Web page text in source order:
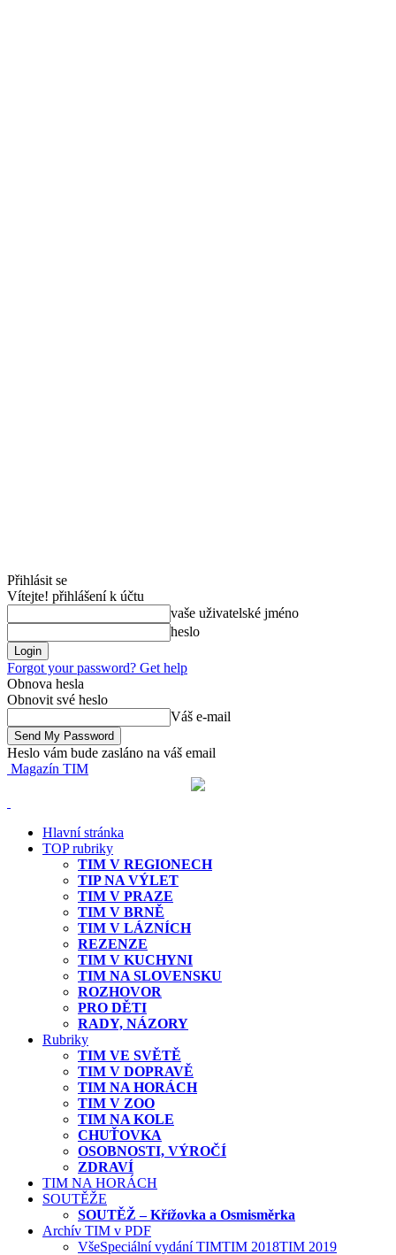
Přihlásit se
Vítejte! přihlášení k účtu
vaše uživatelské jméno
heslo
Forgot your password? Get help
Obnova hesla
Obnovit své heslo
Váš e-mail
Heslo vám bude zasláno na váš email
Magazín TIM
Hlavní stránka
TOP rubriky
TIM V REGIONECH
TIP NA VÝLET
TIM V PRAZE
TIM V BRNĚ
TIM V LÁZNÍCH
REZENZE
TIM V KUCHYNI
TIM NA SLOVENSKU
ROZHOVOR
PRO DĚTI
RADY, NÁZORY
Rubriky
TIM VE SVĚTĚ
TIM V DOPRAVĚ
TIM NA HORÁCH
TIM V ZOO
TIM NA KOLE
CHUŤOVKA
OSOBNOSTI, VÝROČÍ
ZDRAVÍ
TIM NA HORÁCH
SOUTĚŽE
SOUTĚŽ – Křížovka a Osmisměrka
Archív TIM v PDF
VšeSpeciální vydání TIMTIM 2018TIM 2019